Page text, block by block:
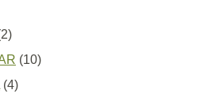
22
proizvoda
1010
44